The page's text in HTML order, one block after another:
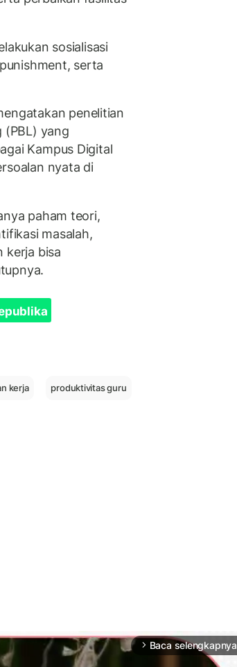
sosialisasi
serta
penelitian
(PBL) yang
Kampus Digital
nyata di
paham teori,
masalah,
kerja bisa
kerja produktivitas guru
arrow_forward_ios Baca selengkapnya